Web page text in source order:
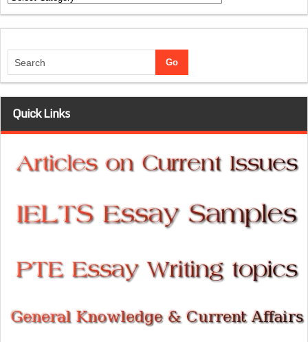
Quick Links